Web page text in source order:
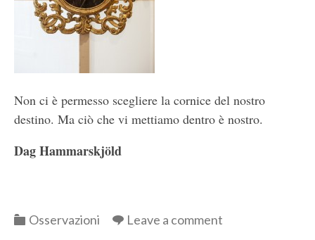
Non ci è permesso scegliere la cornice del nostro
destino. Ma ciò che vi mettiamo dentro è nostro.
Dag Hammarskjöld
Categories
Osservazioni Leave a comment